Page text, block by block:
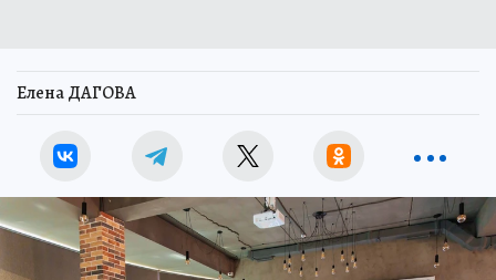
Елена ДАГОВА